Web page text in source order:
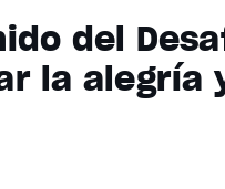
del
la alegría